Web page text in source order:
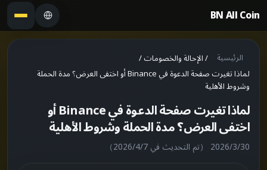
BN All Coin
الرئيسية /الإحالة والخصومات/
لماذا تغيرت صفحة الدعوة في Binance أو اختفى العرض؟ مدة الحملة
وشروط الأهلية
لماذا تغيرت صفحة الدعوة في Binance أو
اختفى العرض؟ مدة الحملة وشروط الأهلية
30‏/3‏/2026 （تم التحديث في 7‏/4‏/2026）